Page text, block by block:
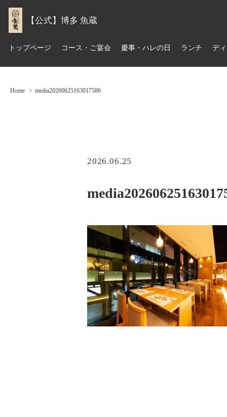
【公式】博多 魚蔵
トップページ コース・ご宴会 慶事・ハレの日 ランチ デ
Home media20260625163017586
2026.06.25